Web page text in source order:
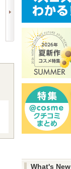
5番 白玉グルタチオンC
ふりかけマスク
ナンバーズイン(numbuzin)
ショッピン
グサイトへ
What's New